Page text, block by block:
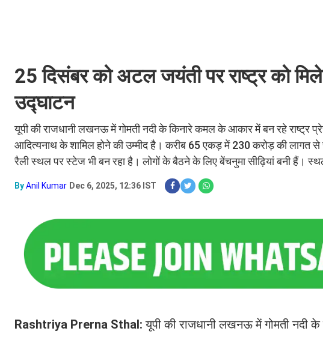
25 दिसंबर को अटल जयंती पर राष्ट्र को
उद्घाटन
यूपी की राजधानी लखनऊ में गोमती नदी के किनारे कमल के आकार में बन रहे राष्ट्र
आदित्यनाथ के शामिल होने की उम्मीद है। करीब 65 एकड़ में 230 करोड़ की लागत
रैली स्थल पर स्टेज भी बन रहा है। लोगों के बैठने के लिए बेंचनुमा सीढ़ियां बनी हैं।
ByAnil Kumar Dec 6, 2025, 12:36 IST
Rashtriya Prerna Sthal: यूपी की राजधानी लखनऊ में गोमती नदी